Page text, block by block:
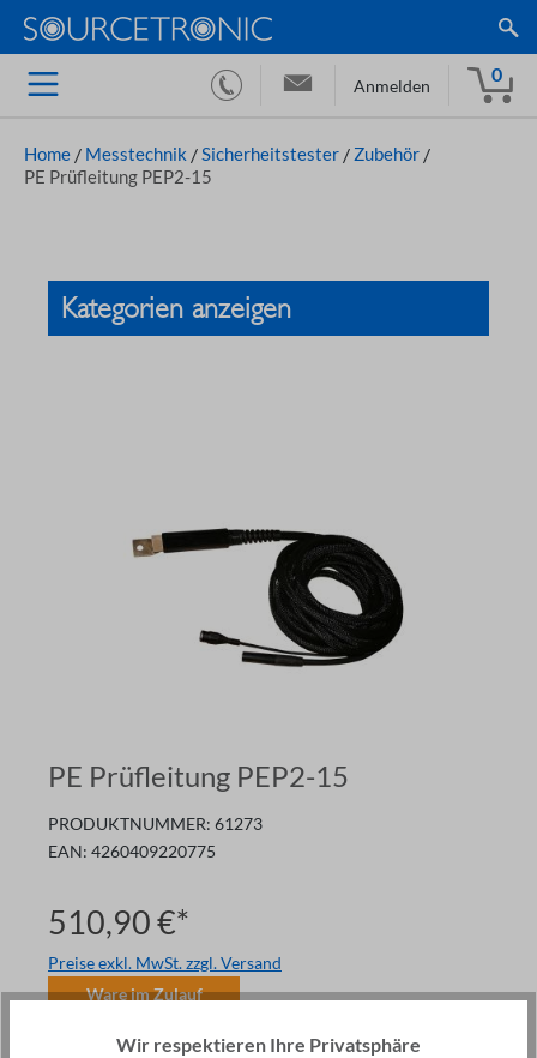
Anmelden
0
Home / Messtechnik /Sicherheitstester / Zubehör /
PE Prüfleitung PEP2-15
Kategorien anzeigen
PE Prüfleitung PEP2-15
PRODUKTNUMMER: 61273
EAN: 4260409220775
510,90 €*
Preise exkl. MwSt. zzgl. Versand
Ware im Zulauf
Wir respektieren Ihre Privatsphäre